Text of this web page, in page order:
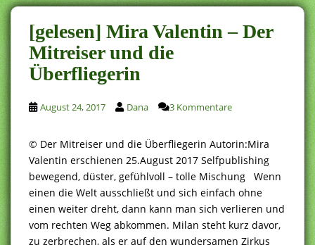
[gelesen] Mira Valentin – Der
Mitreiser und die
Überfliegerin
August 24, 2017 Dana 3 Kommentare
© Der Mitreiser und die Überfliegerin Autorin:Mira
Valentin erschienen 25.August 2017 Selfpublishing
bewegend, düster, gefühlvoll – tolle Mischung Wenn
einen die Welt ausschließt und sich einfach ohne
einen weiter dreht, dann kann man sich verlieren und
vom rechten Weg abkommen. Milan steht kurz davor,
zu zerbrechen, als er auf den wundersamen Zirkus